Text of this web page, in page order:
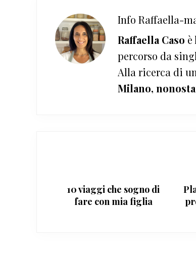
Info Raffaella-
Raffaella Caso è
percorso da
Alla ricerca di
Milano,
10 viaggi che sogno di
fare con mia figlia